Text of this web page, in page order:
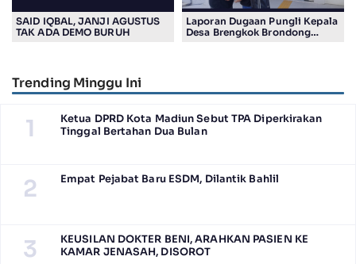
SAID IQBAL, JANJI AGUSTUS
TAK ADA DEMO BURUH
Laporan Dugaan Pungli Kepala
Desa Brengkok Brondong
Trending Minggu Ini
1
Ketua DPRD Kota Madiun Sebut TPA Diperkirakan
Tinggal Bertahan Dua Bulan
2 Empat Pejabat Baru ESDM, Dilantik Bahlil
3
KEUSILAN DOKTER BENI, ARAHKAN PASIEN KE
KAMAR JENASAH, DISOROT